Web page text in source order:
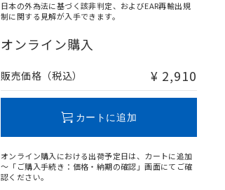
日本の外為法に基づく該非判定、およびEAR再輸出規
制に関する見解が入手できます。
オンライン購入
販売価格（税込） ¥ 2,910
カートに追加
オンライン購入における出荷予定日は、カートに追加
～「ご購入手続き：価格・納期の確認」画面にてご確
認ください。